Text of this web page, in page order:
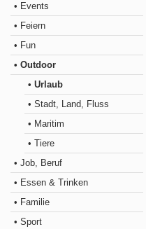
• Events
• Feiern
• Fun
• Outdoor
• Urlaub
• Stadt, Land, Fluss
• Maritim
• Tiere
• Job, Beruf
• Essen & Trinken
• Familie
• Sport